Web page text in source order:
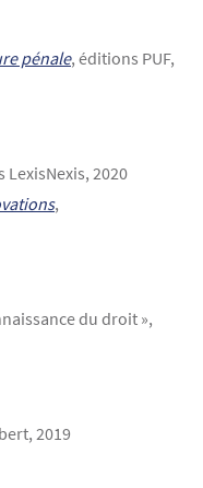
pénale, éditions PUF,
LexisNexis, 2020
,
du droit »,
2019